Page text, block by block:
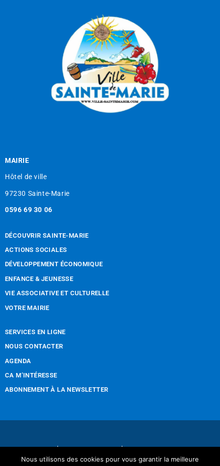
MAIRIE
Hôtel de ville
97230 Sainte-Marie
0596 69 30 06
DÉCOUVRIR SAINTE-MARIE
ACTIONS SOCIALES
DÉVELOPPEMENT ÉCONOMIQUE
ENFANCE & JEUNESSE
VIE ASSOCIATIVE ET CULTURELLE
VOTRE MAIRIE
SERVICES EN LIGNE
NOUS CONTACTER
AGENDA
CA M’INTÉRESSE
ABONNEMENT À LA NEWSLETTER
Réalisation Tintamarre & Co
Nous utilisons des cookies pour vous garantir la meilleure